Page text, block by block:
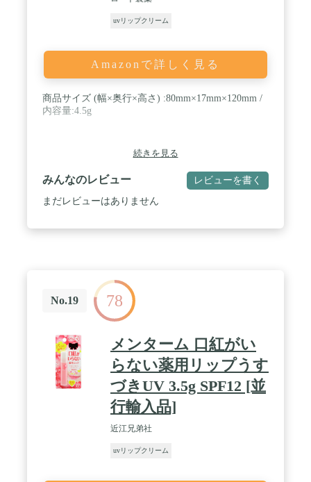
uvリップクリーム
Amazonで詳しく見る
商品サイズ (幅×奥行×高さ) :80mm×17mm×120mm /
内容量:4.5g
続きを見る
みんなのレビュー レビューを書く
まだレビューはありません
No.19 78
メンターム 口紅がい
らない薬用リップうす
づきUV 3.5g SPF12 [並
行輸入品]
近江兄弟社
uvリップクリーム